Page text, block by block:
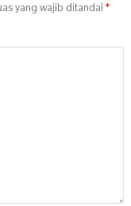
yang wajib ditandai*